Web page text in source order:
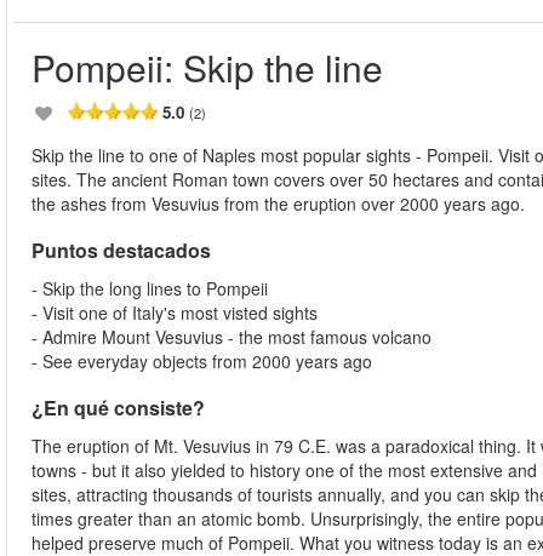
Pompeii: Skip the line
5.0 (2)
Skip the line to one of Naples most popular sights - Pompeii.
sites. The ancient Roman town covers over 50 hectares and
the ashes from Vesuvius from the eruption over 2000 years ago.
Puntos destacados
- Skip the long lines to Pompeii
- Visit one of Italy's most visted sights
- Admire Mount Vesuvius - the most famous volcano
- See everyday objects from 2000 years ago
¿En qué consiste?
The eruption of Mt. Vesuvius in 79 C.E. was a paradoxical thing.
towns - but it also yielded to history one of the most extensive
sites, attracting thousands of tourists annually, and you can skip
times greater than an atomic bomb. Unsurprisingly, the entire
helped preserve much of Pompeii. What you witness today is an